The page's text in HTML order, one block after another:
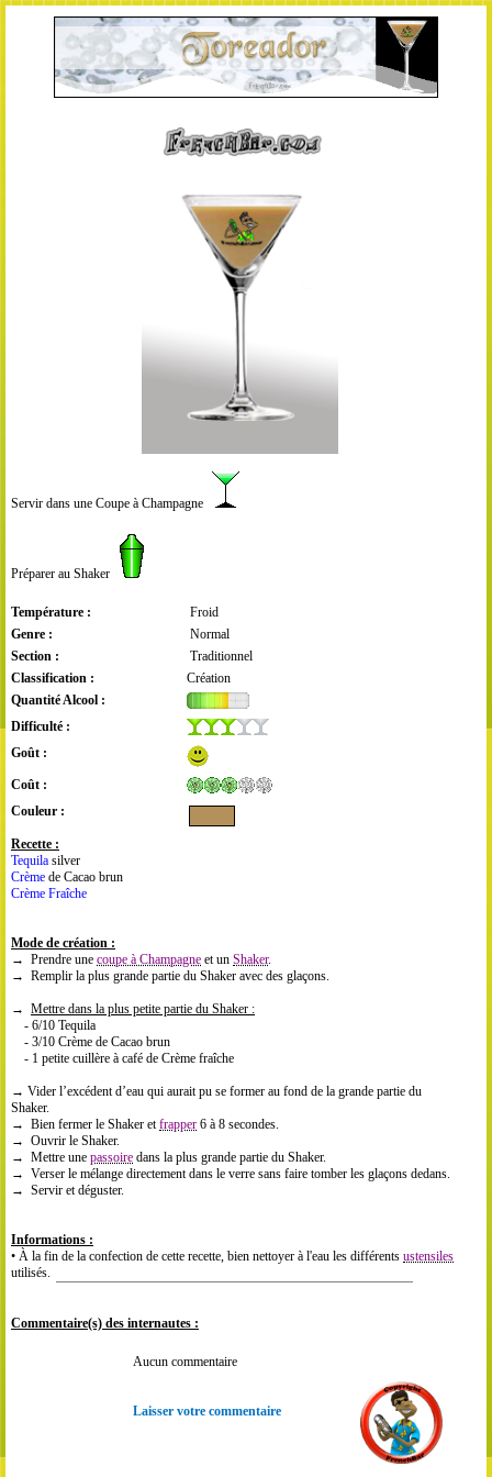
Servir dans une Coupe à Champagne
Préparer au Shaker
Température :
Froid
Genre :
Normal
Section :
Traditionnel
Classification :
Création
Quantité Alcool :
Difficulté :
Goût :
Coût :
Couleur :
Recette :
Tequila silver
Crème de Cacao brun
Crème Fraîche
Mode de création :
→ Prendre une coupe à Champagne et un Shaker.
→ Remplir la plus grande partie du Shaker avec des glaçons.
→ Mettre dans la plus petite partie du Shaker :
- 6/10 Tequila
- 3/10 Crème de Cacao brun
- 1 petite cuillère à café de Crème fraîche
→ Vider l’excédent d’eau qui aurait pu se former au fond de la grande partie du
Shaker.
→ Bien fermer le Shaker etfrapper 6 à 8 secondes.
→ Ouvrir le Shaker.
→ Mettre une passoire dans la plus grande partie du Shaker.
→ Verser le mélange directement dans le verre sans faire tomber les glaçons dedans.
→ Servir et déguster.
Informations :
• À la fin de la confection de cette recette, bien nettoyer à l'eau les différents ustensiles
utilisés.
Commentaire(s) des internautes :
Aucun commentaire
Laisser votre commentaire